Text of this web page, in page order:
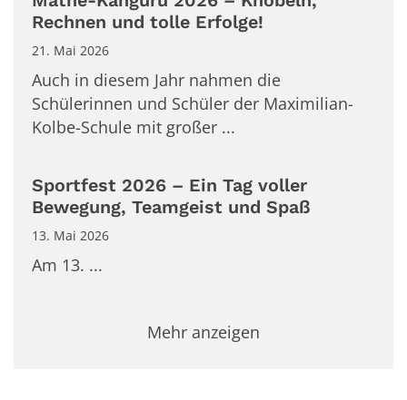
Rechnen und tolle Erfolge!
21. Mai 2026
Auch in diesem Jahr nahmen die
Schülerinnen und Schüler der Maximilian-
Kolbe-Schule mit großer ...
Sportfest 2026 – Ein Tag voller
Bewegung, Teamgeist und Spaß
13. Mai 2026
Am 13. ...
Mehr anzeigen